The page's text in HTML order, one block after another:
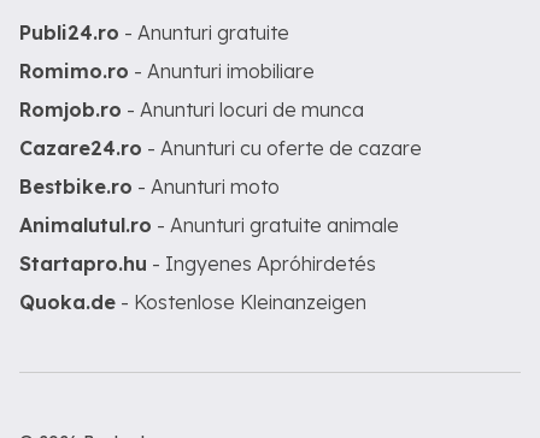
Publi24.ro - Anunturi gratuite
Romimo.ro - Anunturi imobiliare
Romjob.ro - Anunturi locuri de munca
Cazare24.ro - Anunturi cu oferte de cazare
Bestbike.ro - Anunturi moto
Animalutul.ro - Anunturi gratuite animale
Startapro.hu - Ingyenes Apróhirdetés
Quoka.de - Kostenlose Kleinanzeigen